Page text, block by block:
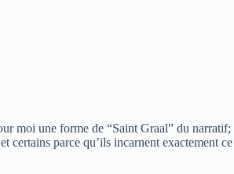
moi une forme de “Saint Graal” du narratif;
parce qu’ils incarnent exactement